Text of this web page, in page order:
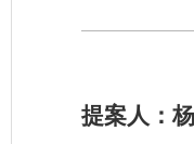
提案人：